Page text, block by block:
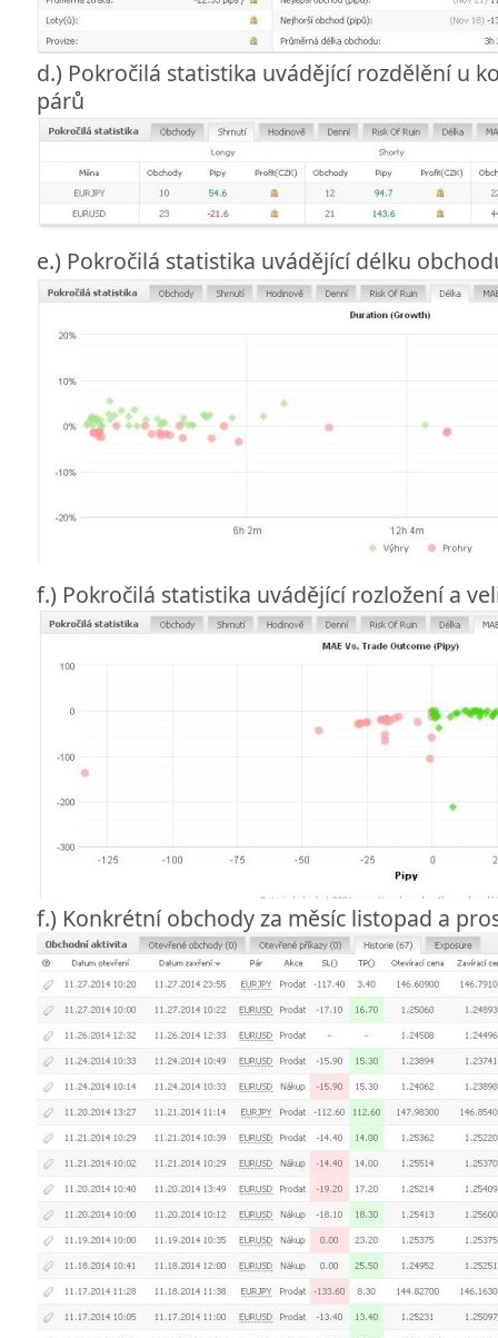
d.) Pokročilá statistika uvádějící rozdělění u
párů
e.) Pokročilá statistika uvádějící délku
f.) Pokročilá statistika uvádějící rozložení a
f.) Konkrétní obchody za měsíc listopad a